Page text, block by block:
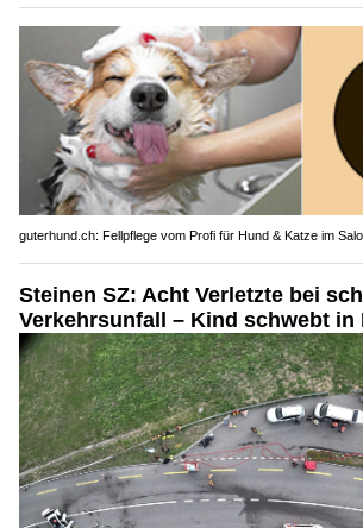
guterhund.ch: Fellpflege vom Profi für Hund & Katze im
Steinen SZ: Acht Verletzte bei
Verkehrsunfall – Kind schwebt in